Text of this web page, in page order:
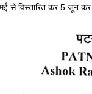
से विस्तारित कर 5 जून कर